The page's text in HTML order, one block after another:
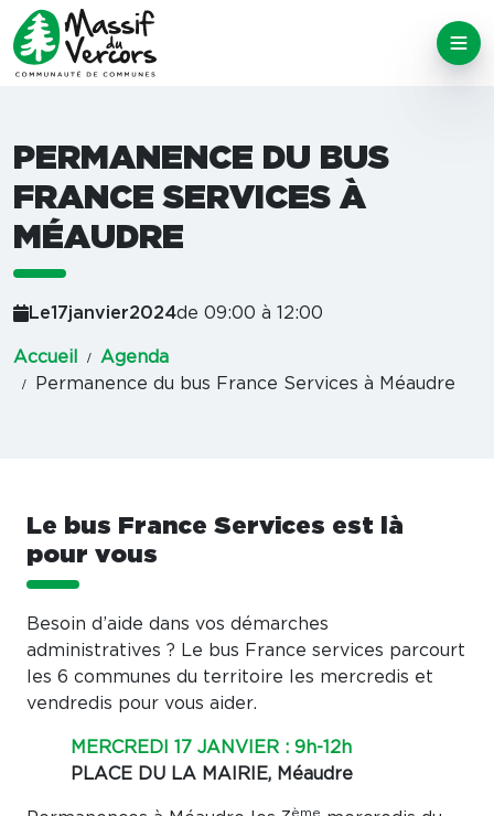
PERMANENCE DU BUS
FRANCE SERVICES À
MÉAUDRE
Le17janvier2024de 09:00 à 12:00
Accueil
Agenda
Permanence du bus France Services à Méaudre
Le bus France Services est là
pour vous
Besoin d’aide dans vos démarches
administratives ? Le bus France services parcourt
les 6 communes du territoire les mercredis et
vendredis pour vous aider.
MERCREDI 17 JANVIER : 9h-12h
PLACE DU LA MAIRIE, Méaudre
ème